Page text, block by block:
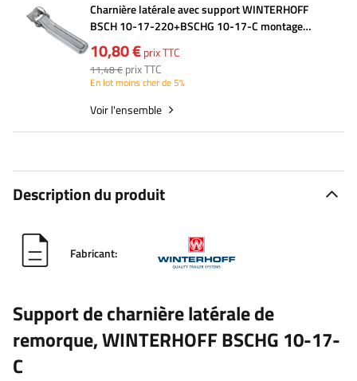
Charnière latérale avec support WINTERHOFF
BSCH 10-17-220+BSCHG 10-17-C montage
latéral remorque complet
10,80 €prix TTC
11,48 € prix TTC
En lot moins cher de 5%
Voir l'ensemble
Description du produit
Fabricant:
Support de charnière latérale de
remorque, WINTERHOFF BSCHG 10-17-
C